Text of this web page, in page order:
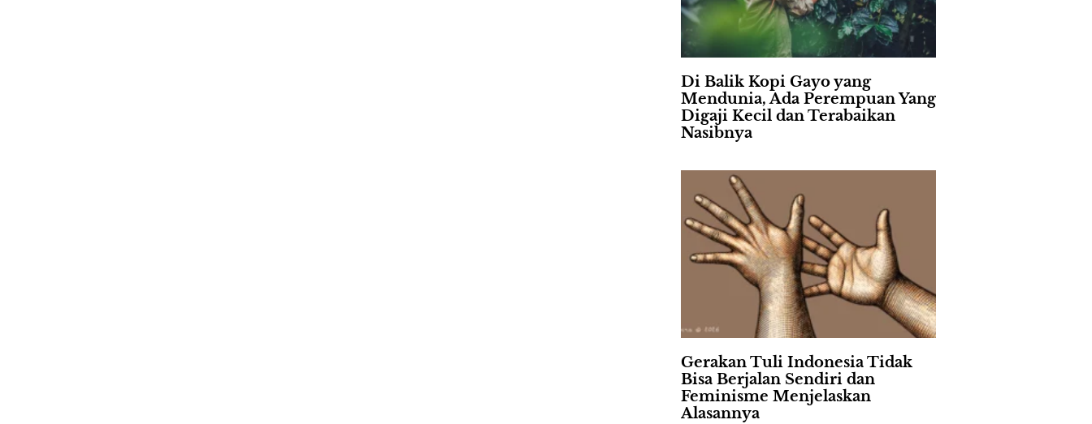
Di Balik Kopi Gayo yang
Mendunia, Ada Perempuan Yang
Digaji Kecil dan Terabaikan
Nasibnya
Gerakan Tuli Indonesia Tidak
Bisa Berjalan Sendiri dan
Feminisme Menjelaskan
Alasannya